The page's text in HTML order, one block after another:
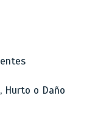
Hurto o Daño